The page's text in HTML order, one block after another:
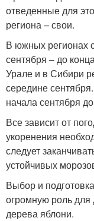
отведенные для
региона – свои.
В южных регионах
сентября – до
Урале и в Сибири
середине
начала сентября
Все зависит от
укоренения
следует
устойчивых
Выбор и
огромную роль для
дерева яблони.